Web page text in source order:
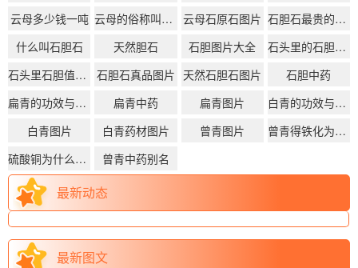
云母多少钱一吨
云母的俗称叫什么 云母石原石图片
石胆石最贵的三个品种
什么叫石胆石
天然胆石 石胆图片大全
石头里的石胆是什么
石头里石胆值钱吗
石胆石真品图片 天然石胆石图片
石胆中药
扁青的功效与作用
扁青中药 扁青图片
白青的功效与作用
白青图片
白青药材图片 曾青图片
曾青得铁化为铜读音
硫酸铜为什么叫曾青
曾青中药别名
最新动态
最新图文